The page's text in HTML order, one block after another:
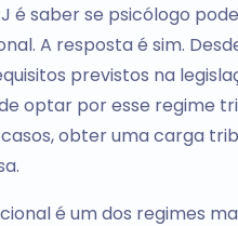
é saber se psicólogo
A resposta é sim.
previstos na
optar por esse regime
obter uma carga
é um dos regimes